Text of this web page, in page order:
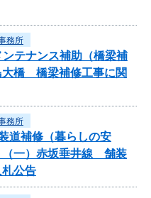
務所
テナンス補助（橋梁補
大橋 橋梁補修工事に関
務所
道補修（暮らしの安
（一）赤坂垂井線 舗装
公告